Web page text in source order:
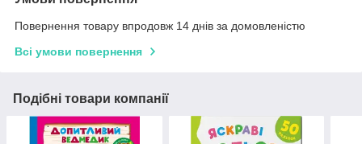
Повернення товару впродовж 14 днів за домовленістю
Всі умови повернення
Подібні товари компанії